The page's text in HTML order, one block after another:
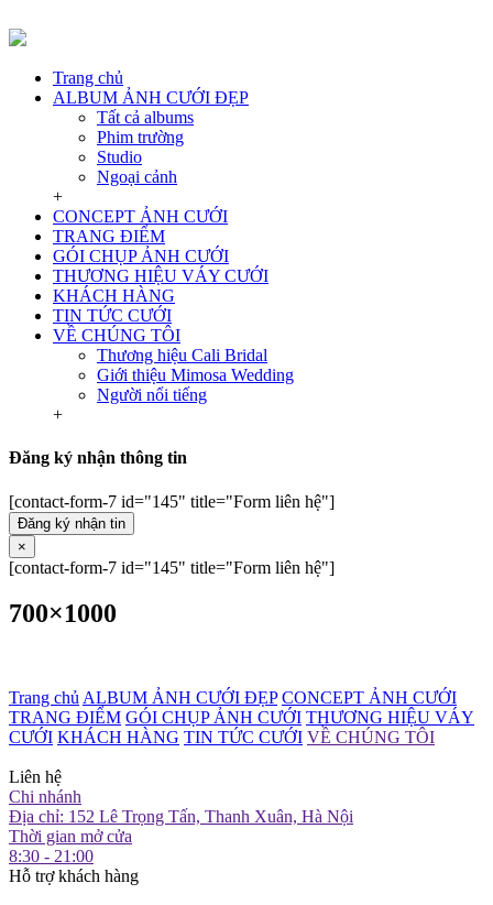
Trang chủ
ALBUM ẢNH CƯỚI ĐẸP
Tất cả albums
Phim trường
Studio
Ngoại cảnh
+
CONCEPT ẢNH CƯỚI
TRANG ĐIỂM
GÓI CHỤP ẢNH CƯỚI
THƯƠNG HIỆU VÁY CƯỚI
KHÁCH HÀNG
TIN TỨC CƯỚI
VỀ CHÚNG TÔI
Thương hiệu Cali Bridal
Giới thiệu Mimosa Wedding
Người nổi tiếng
+
Đăng ký nhận thông tin
[contact-form-7 id="145" title="Form liên hệ"]
Đăng ký nhận tin
×
[contact-form-7 id="145" title="Form liên hệ"]
700×1000
Trang chủ ALBUM ẢNH CƯỚI ĐẸP CONCEPT ẢNH CƯỚI
TRANG ĐIỂM GÓI CHỤP ẢNH CƯỚI THƯƠNG HIỆU VÁY
CƯỚI KHÁCH HÀNG TIN TỨC CƯỚI VỀ CHÚNG TÔI
Liên hệ
Chi nhánh
Địa chỉ: 152 Lê Trọng Tấn, Thanh Xuân, Hà Nội
Thời gian mở cửa
8:30 - 21:00
Hỗ trợ khách hàng